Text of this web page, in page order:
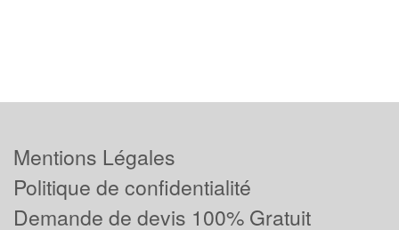
Mentions Légales
Politique de confidentialité
Demande de devis 100% Gratuit